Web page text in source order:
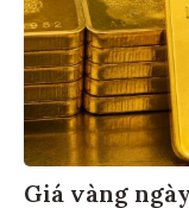
Giá vàng